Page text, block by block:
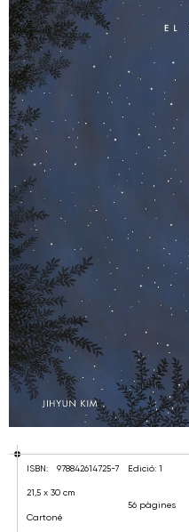
ISBN: 978842614725-7
21,5 x 30 cm
Cartoné
Edició: 1
56 pàgines